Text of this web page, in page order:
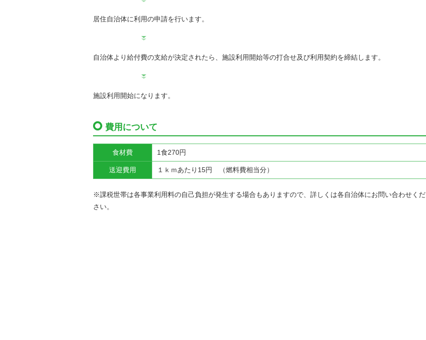
居住自治体に利用の申請を行います。
自治体より給付費の支給が決定されたら、施設利用開始等の打合せ及び利用契約を締結します。
施設利用開始になります。
費用について
食材費 1食270円
送迎費用 １ｋｍあたり15円 （燃料費相当分）
※課税世帯は各事業利用料の自己負担が発生する場合もありますので、詳しくは各自治体にお問い合わせくだ
さい。